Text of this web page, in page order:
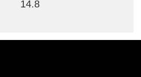
14.8